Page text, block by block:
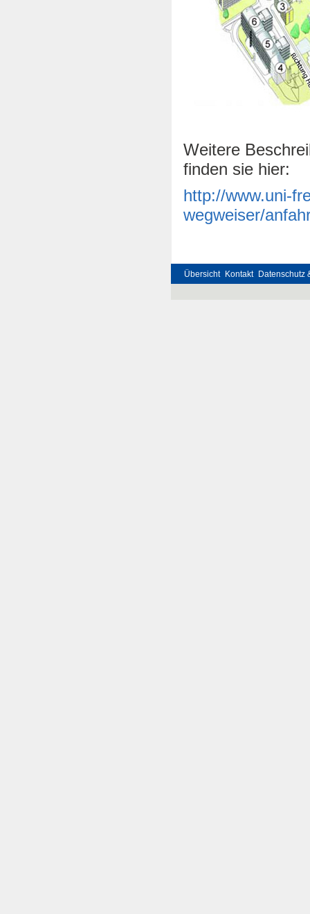
Weitere
finden sie hier:
http://www.uni-
wegweiser/
Übersicht Kontakt Datenschutz